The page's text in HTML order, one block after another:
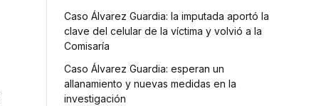
Caso Álvarez Guardia: la imputada aportó la
clave del celular de la víctima y volvió a la
Comisaría
Caso Álvarez Guardia: esperan un
allanamiento y nuevas medidas en la
investigación